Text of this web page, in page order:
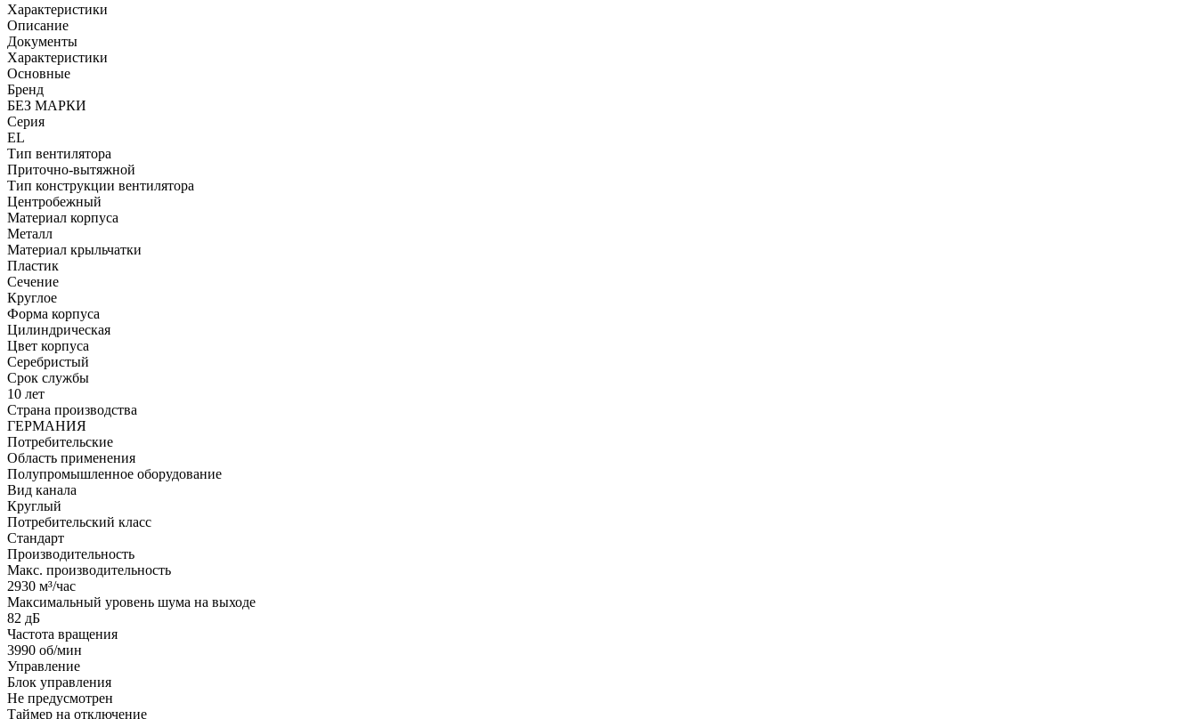
Характеристики
Описание
Документы
Характеристики
Основные
Бренд
БЕЗ МАРКИ
Серия
EL
Тип вентилятора
Приточно-вытяжной
Тип конструкции вентилятора
Центробежный
Материал корпуса
Металл
Материал крыльчатки
Пластик
Сечение
Круглое
Форма корпуса
Цилиндрическая
Цвет корпуса
Серебристый
Срок службы
10 лет
Страна производства
ГЕРМАНИЯ
Потребительские
Область применения
Полупромышленное оборудование
Вид канала
Круглый
Потребительский класс
Стандарт
Производительность
Макс. производительность
2930 м³/час
Максимальный уровень шума на выходе
82 дБ
Частота вращения
3990 об/мин
Управление
Блок управления
Не предусмотрен
Таймер на отключение